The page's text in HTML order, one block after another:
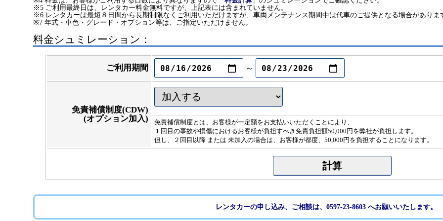
※5 ご利用最終日は、レンタカー料金無料ですが、上記表には含まれていません。
※6 レンタカーは最短８日間から長期制限なくご利用いただけますが、車両メンテナンス期間中は代車のご提供となる場合がありま
※7 年式・車色・グレード・オプション等は、ご指定いただけません。
料金シュミレーション：
ご利用期間 ～
免責補償制度(CDW)
(オプション加入)
免責補償制度とは、お客様が一定額をお支払いいただくことにより、
１回目の事故や損傷におけるお客様が負担すべき免責負担額50,000円を弊社が負担します。
但し、２回目以降 または 未加入の場合は、お客様が都度、50,000円を負担することになります。
レンタカーの申し込み、ご相談は、0597-23-8603 へお願いいたします。